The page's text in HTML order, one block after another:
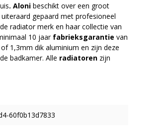
. Aloni beschikt over een groot
gepaard met profesioneel
radiator merk en haar collectie van
10 jaar fabrieksgarantie van
1,3mm dik aluminium en zijn deze
badkamer. Alle radiatoren zijn
60f0b13d7833